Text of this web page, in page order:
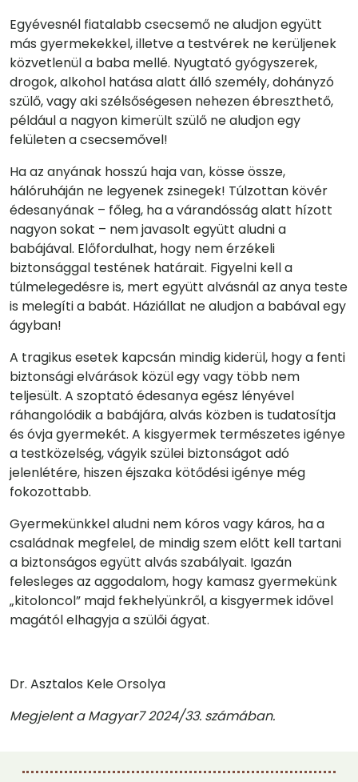
Egyévesnél fiatalabb csecsemő ne aludjon együtt
más gyermekekkel, illetve a testvérek ne kerüljenek
közvetlenül a baba mellé. Nyugtató gyógyszerek,
drogok, alkohol hatása alatt álló személy, dohányzó
szülő, vagy aki szélsőségesen nehezen ébreszthető,
például a nagyon kimerült szülő ne aludjon egy
felületen a csecsemővel!
Ha az anyának hosszú haja van, kösse össze,
hálóruháján ne legyenek zsinegek! Túlzottan kövér
édesanyának – főleg, ha a várandósság alatt hízott
nagyon sokat – nem javasolt együtt aludni a
babájával. Előfordulhat, hogy nem érzékeli
biztonsággal testének határait. Figyelni kell a
túlmelegedésre is, mert együtt alvásnál az anya teste
is melegíti a babát. Háziállat ne aludjon a babával egy
ágyban!
A tragikus esetek kapcsán mindig kiderül, hogy a fenti
biztonsági elvárások közül egy vagy több nem
teljesült. A szoptató édesanya egész lényével
ráhangolódik a babájára, alvás közben is tudatosítja
és óvja gyermekét. A kisgyermek természetes igénye
a testközelség, vágyik szülei biztonságot adó
jelenlétére, hiszen éjszaka kötődési igénye még
fokozottabb.
Gyermekünkkel aludni nem kóros vagy káros, ha a
családnak megfelel, de mindig szem előtt kell tartani
a biztonságos együtt alvás szabályait. Igazán
felesleges az aggodalom, hogy kamasz gyermekünk
„kitoloncol” majd fekhelyünkről, a kisgyermek idővel
magától elhagyja a szülői ágyat.
Dr. Asztalos Kele Orsolya
Megjelent a Magyar7 2024/33. számában.